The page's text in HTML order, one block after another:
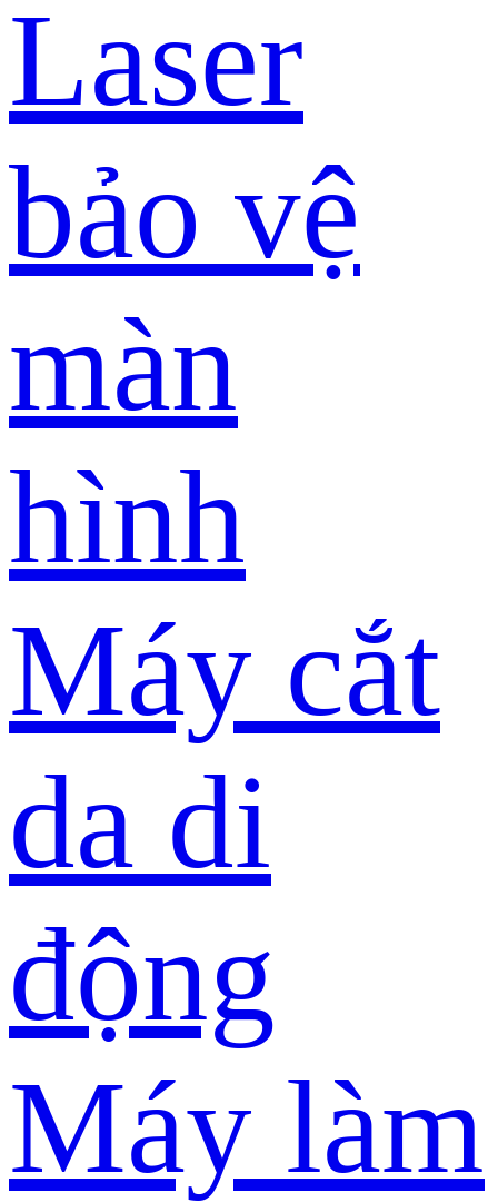
Laser
bảo vệ
màn
hình
Máy cắt
da di
động
Máy làm